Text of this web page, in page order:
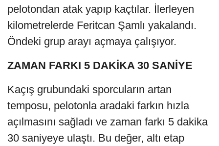
pelotondan atak yapıp kaçtılar. İlerleyen
kilometrelerde Feritcan Şamlı yakalandı.
Öndeki grup arayı açmaya çalışıyor.
ZAMAN FARKI 5 DAKİKA 30 SANİYE
Kaçış grubundaki sporcuların artan
temposu, pelotonla aradaki farkın hızla
açılmasını sağladı ve zaman farkı 5 dakika
30 saniyeye ulaştı. Bu değer, altı etap